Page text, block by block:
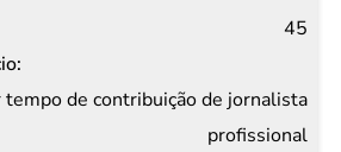
45
de contribuição de jornalista
profissional